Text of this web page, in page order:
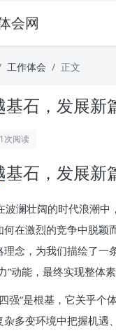
会网
工作体会 正文
基石，发展新
次阅读
基石，发展新
波澜壮阔的时代浪潮中
何在激烈的竞争中脱颖
理念，为我们描绘了一
”动能，最终实现整体
强”是根基，它关乎个
杂多变环境中把握机遇